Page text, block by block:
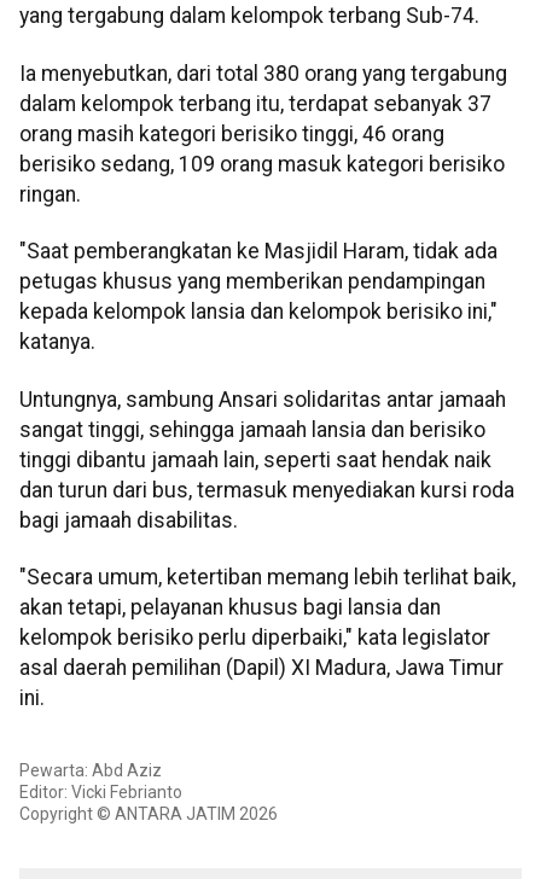
yang tergabung dalam kelompok terbang Sub-74.
Ia menyebutkan, dari total 380 orang yang tergabung
dalam kelompok terbang itu, terdapat sebanyak 37
orang masih kategori berisiko tinggi, 46 orang
berisiko sedang, 109 orang masuk kategori berisiko
ringan.
"Saat pemberangkatan ke Masjidil Haram, tidak ada
petugas khusus yang memberikan pendampingan
kepada kelompok lansia dan kelompok berisiko ini,"
katanya.
Untungnya, sambung Ansari solidaritas antar jamaah
sangat tinggi, sehingga jamaah lansia dan berisiko
tinggi dibantu jamaah lain, seperti saat hendak naik
dan turun dari bus, termasuk menyediakan kursi roda
bagi jamaah disabilitas.
"Secara umum, ketertiban memang lebih terlihat baik,
akan tetapi, pelayanan khusus bagi lansia dan
kelompok berisiko perlu diperbaiki," kata legislator
asal daerah pemilihan (Dapil) XI Madura, Jawa Timur
ini.
Pewarta: Abd Aziz
Editor: Vicki Febrianto
Copyright © ANTARA JATIM 2026